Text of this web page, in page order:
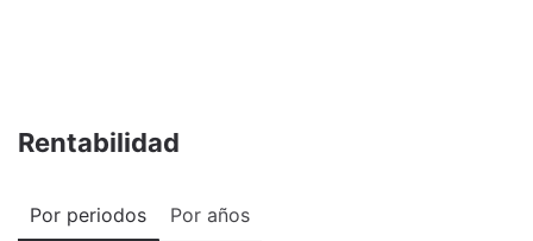
Rentabilidad
Por periodos Por años